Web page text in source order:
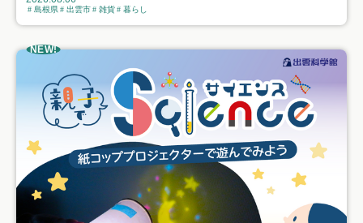
島根県 出雲市 雑貨 暮らし
NEW!